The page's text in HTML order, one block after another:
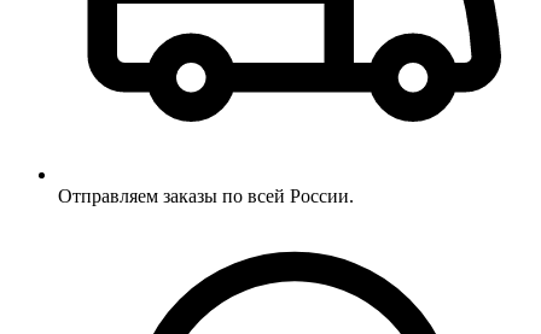
Отправляем заказы по всей России.